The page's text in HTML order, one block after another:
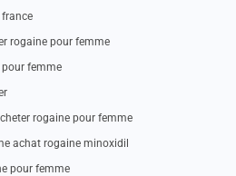
rogaine pour femme
femme
rogaine pour femme
achat rogaine minoxidil
pour femme